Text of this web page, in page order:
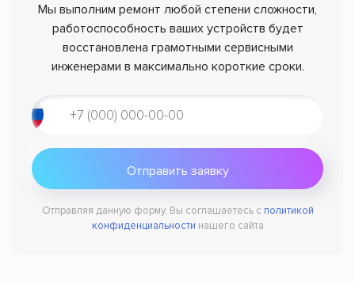
Мы выполним ремонт любой степени сложности,
работоспособность ваших устройств будет
восстановлена грамотными сервисными
инженерами в максимально короткие сроки.
Отправляя данную форму, Вы соглашаетесь с политикой
конфиденциальности нашего сайта